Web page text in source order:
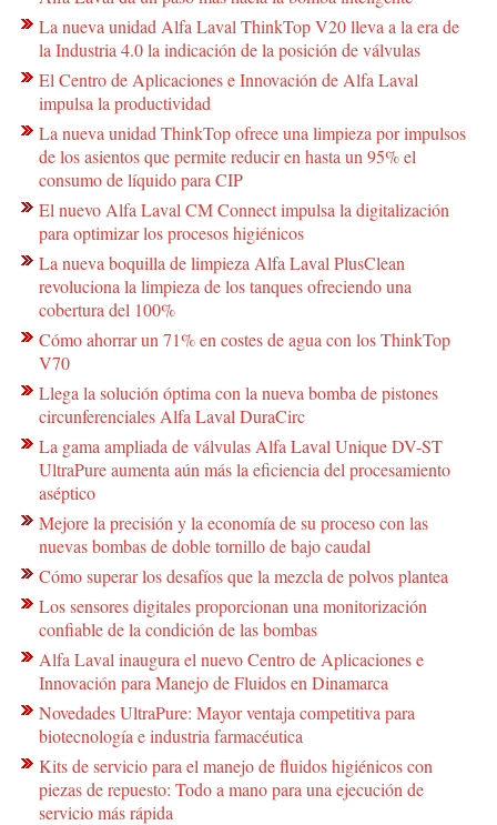
La nueva unidad Alfa Laval ThinkTop V20 lleva a la era de
la Industria 4.0 la indicación de la posición de válvulas
El Centro de Aplicaciones e Innovación de Alfa Laval
impulsa la productividad
La nueva unidad ThinkTop ofrece una limpieza por impulsos
de los asientos que permite reducir en hasta un 95% el
consumo de líquido para CIP
El nuevo Alfa Laval CM Connect impulsa la digitalización
para optimizar los procesos higiénicos
La nueva boquilla de limpieza Alfa Laval PlusClean
revoluciona la limpieza de los tanques ofreciendo una
cobertura del 100%
Cómo ahorrar un 71% en costes de agua con los ThinkTop
V70
Llega la solución óptima con la nueva bomba de pistones
circunferenciales Alfa Laval DuraCirc
La gama ampliada de válvulas Alfa Laval Unique DV-ST
UltraPure aumenta aún más la eficiencia del procesamiento
aséptico
Mejore la precisión y la economía de su proceso con las
nuevas bombas de doble tornillo de bajo caudal
Cómo superar los desafíos que la mezcla de polvos plantea
Los sensores digitales proporcionan una monitorización
confiable de la condición de las bombas
Alfa Laval inaugura el nuevo Centro de Aplicaciones e
Innovación para Manejo de Fluidos en Dinamarca
Novedades UltraPure: Mayor ventaja competitiva para
biotecnología e industria farmacéutica
Kits de servicio para el manejo de fluidos higiénicos con
piezas de repuesto: Todo a mano para una ejecución de
servicio más rápida